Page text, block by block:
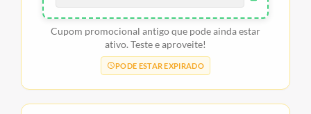
Cupom promocional antigo que pode ainda estar
ativo. Teste e aproveite!
PODE ESTAR EXPIRADO